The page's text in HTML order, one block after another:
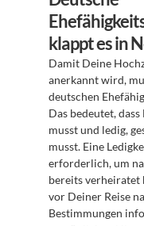
klappt es in
Damit Deine
anerkannt wird,
deutschen
Das bedeutet, dass
musst und ledig,
musst. Eine
erforderlich, um
bereits verheiratet
vor Deiner Reise
Bestimmungen